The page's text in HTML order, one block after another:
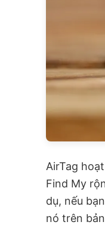
AirTag
Find My
dụ, nếu
nó trên